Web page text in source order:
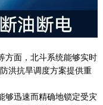
方面，北斗系统能够实时
洪抗旱调度方案提供重
够迅速而精确地锁定受灾